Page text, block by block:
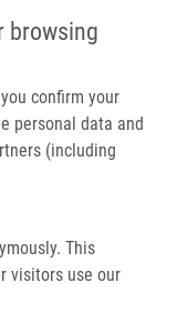
browsing
confirm your
personal data and
(including
This
visitors use our
Main
Domů
Partner institutions
Technologie a služby
Kontakt